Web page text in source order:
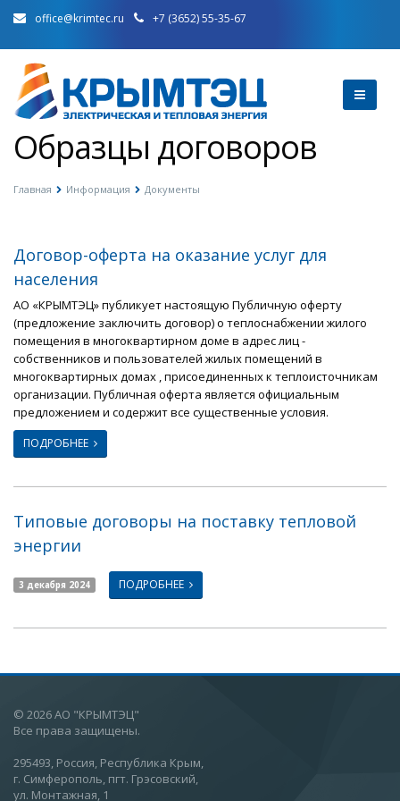
office@krimtec.ru +7 (3652) 55-35-67
Образцы договоров
Главная Информация Документы
Договор-оферта на оказание услуг для
населения
АО «КРЫМТЭЦ» публикует настоящую Публичную оферту
(предложение заключить договор) о теплоснабжении жилого
помещения в многоквартирном доме в адрес лиц -
собственников и пользователей жилых помещений в
многоквартирных домах , присоединенных к теплоисточникам
организации. Публичная оферта является официальным
предложением и содержит все существенные условия.
ПОДРОБНЕЕ
Типовые договоры на поставку тепловой
энергии
3 декабря 2024 ПОДРОБНЕЕ
© 2026 АО "КРЫМТЭЦ"
Все права защищены.
295493, Россия, Республика Крым,
г. Симферополь, пгт. Грэсовский,
ул. Монтажная, 1